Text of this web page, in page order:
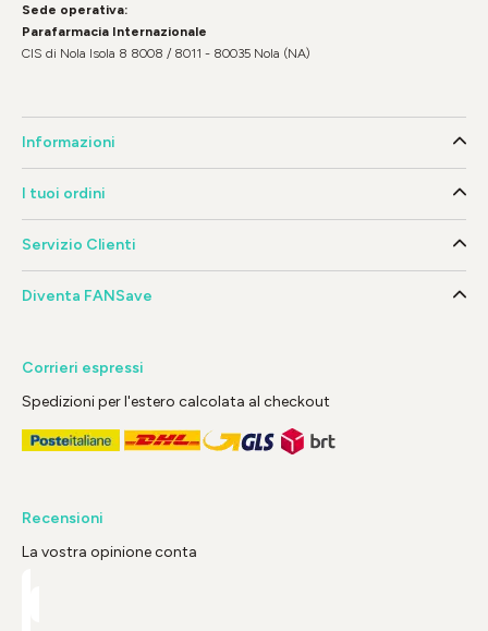
Sede operativa:
Parafarmacia Internazionale
CIS di Nola Isola 8 8008 / 8011 - 80035 Nola (NA)
Informazioni
I tuoi ordini
Servizio Clienti
Diventa FANSave
Corrieri espressi
Spedizioni per l'estero calcolata al checkout
Recensioni
La vostra opinione conta